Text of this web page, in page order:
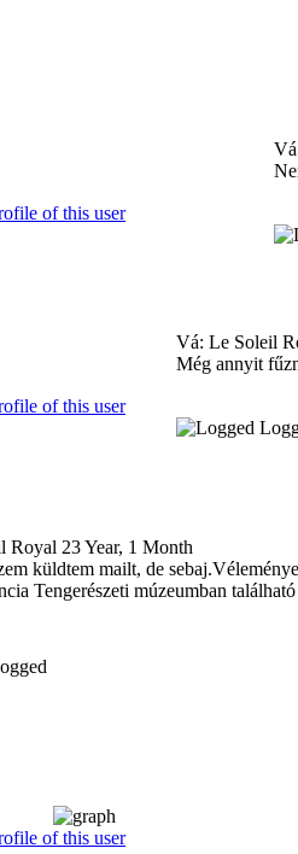
Vá: Le Soleil
Még annyit
Royal 23 Year, 1 Month
küldtem mailt, de
Tengerészeti múzeumban